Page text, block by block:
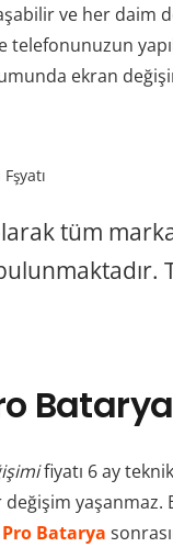
ve her daim
telefonunuzun
ekran
tüm
fiyatı 6 ay
yaşanmaz.
Batarya